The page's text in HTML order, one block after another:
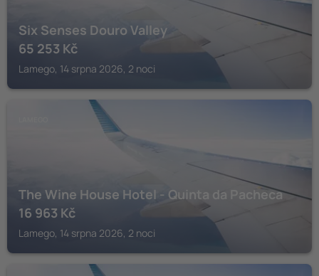
Six Senses Douro Valley
65 253 Kč
Lamego, 14 srpna 2026, 2 noci
The Wine House Hotel - Quinta da Pacheca
16 963 Kč
Lamego, 14 srpna 2026, 2 noci